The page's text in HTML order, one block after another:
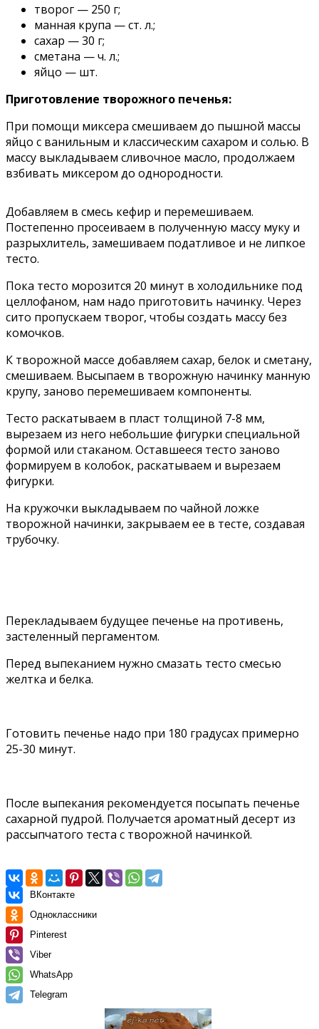
творог — 250 г;
манная крупа — ст. л.;
сахар — 30 г;
сметана — ч. л.;
яйцо — шт.
Приготовление творожного печенья:
При помощи миксера смешиваем до пышной массы
яйцо с ванильным и классическим сахаром и солью. В
массу выкладываем сливочное масло, продолжаем
взбивать миксером до однородности.
Добавляем в смесь кефир и перемешиваем.
Постепенно просеиваем в полученную массу муку и
разрыхлитель, замешиваем податливое и не липкое
тесто.
Пока тесто морозится 20 минут в холодильнике под
целлофаном, нам надо приготовить начинку. Через
сито пропускаем творог, чтобы создать массу без
комочков.
К творожной массе добавляем сахар, белок и сметану,
смешиваем. Высыпаем в творожную начинку манную
крупу, заново перемешиваем компоненты.
Тесто раскатываем в пласт толщиной 7-8 мм,
вырезаем из него небольшие фигурки специальной
формой или стаканом. Оставшееся тесто заново
формируем в колобок, раскатываем и вырезаем
фигурки.
На кружочки выкладываем по чайной ложке
творожной начинки, закрываем ее в тесте, создавая
трубочку.
Перекладываем будущее печенье на противень,
застеленный пергаментом.
Перед выпеканием нужно смазать тесто смесью
желтка и белка.
Готовить печенье надо при 180 градусах примерно
25-30 минут.
После выпекания рекомендуется посыпать печенье
сахарной пудрой. Получается ароматный десерт из
рассыпчатого теста с творожной начинкой.
ВКонтакте
Одноклассники
Pinterest
Viber
WhatsApp
Telegram